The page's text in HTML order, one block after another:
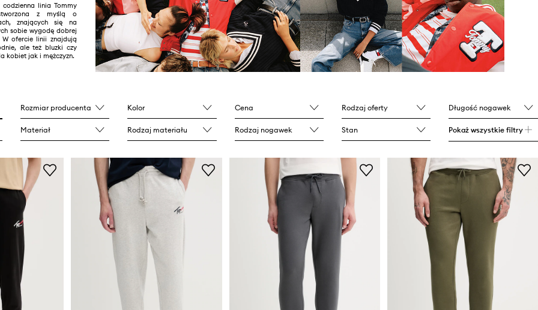
codzienna linia Tommy
z myślą o
znających się na
sobie wygodę dobrej
W ofercie linii znajdują
ale też bluzki czy
kobiet jak i mężczyzn.
Rozmiar producenta Kolor Cena Rodzaj oferty Długość nogawek
Materiał Rodzaj materiału Rodzaj nogawek Stan Pokaż wszystkie filtry